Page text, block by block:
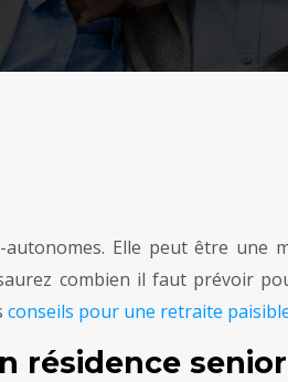
Elle peut être une
combien il faut prévoir
conseils pour une retraite
résidence